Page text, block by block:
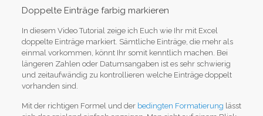
Doppelte Einträge farbig markieren
In diesem Video Tutorial zeige ich Euch wie Ihr mit Excel
doppelte Einträge markiert. Sämtliche Einträge, die mehr als
einmal vorkommen, könnt Ihr somit kenntlich machen. Bei
längeren Zahlen oder Datumsangaben ist es sehr schwierig
und zeitaufwändig zu kontrollieren welche Einträge doppelt
vorhanden sind.
Mit der richtigen Formel und der bedingten Formatierung lässt